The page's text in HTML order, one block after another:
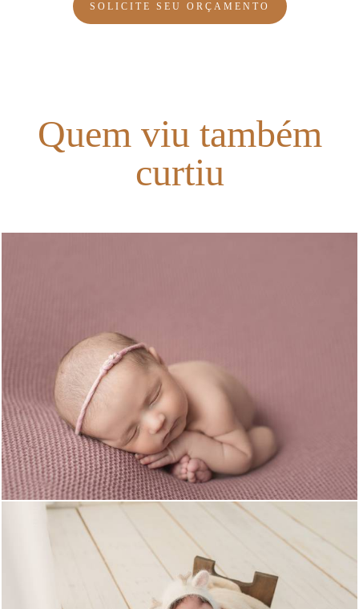
SOLICITE SEU ORÇAMENTO
Quem viu também
curtiu
3971